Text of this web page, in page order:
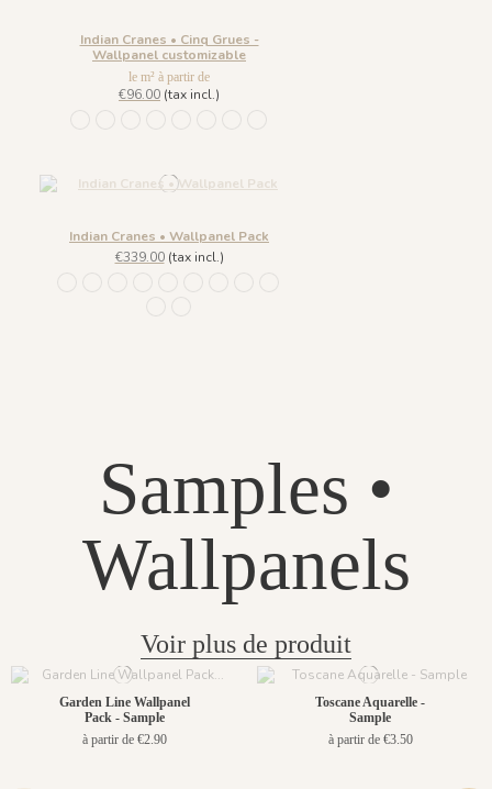
Indian Cranes • Cinq Grues -
Wallpanel customizable
le m² à partir de
€96.00 (tax incl.)
Indian Cranes • Wallpanel Pack
€339.00(tax incl.)
Samples •
Wallpanels
Voir plus de produit
Garden Line Wallpanel
Pack - Sample
à partir de €2.90
Toscane Aquarelle -
Sample
à partir de €3.50